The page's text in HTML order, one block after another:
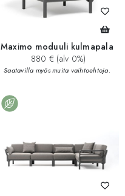
Maximo moduuli kulmapala
880 € (alv 0%)
Saatavilla myös muita vaihtoehtoja.